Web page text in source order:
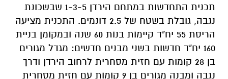
תכנית התחדשות במתחם הירדן 1-3-5 שבשכונת
נגבה, גובלת בשטח של 2.5 דונמים. התכנית מציעה
הריסת 55 יח"ד קיימות בנות 60 שנה ובמקומן בניית
160 יח"ד חדשות בשני מבנים חדשים: מגדל מגורים
בן 28 קומות עם חזית מסחרית לרחוב הירדן ודרך
נגבה ומבנה מגורים בן 9 קומות עם חזית מסחרית